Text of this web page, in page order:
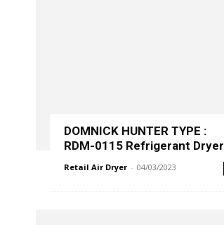
DOMNICK HUNTER TYPE :
RDM-0115 Refrigerant Dryer
Retail Air Dryer - 04/03/2023